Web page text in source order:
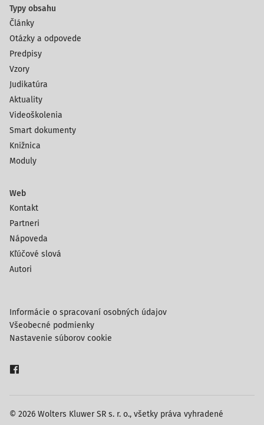
Typy obsahu
Články
Otázky a odpovede
Predpisy
Vzory
Judikatúra
Aktuality
Videoškolenia
Smart dokumenty
Knižnica
Moduly
Web
Kontakt
Partneri
Nápoveda
Kľúčové slová
Autori
© 2026 Wolters Kluwer SR s. r. o., všetky práva vyhradené
Informácie o spracovaní osobných údajov
Všeobecné podmienky
Nastavenie súborov cookie